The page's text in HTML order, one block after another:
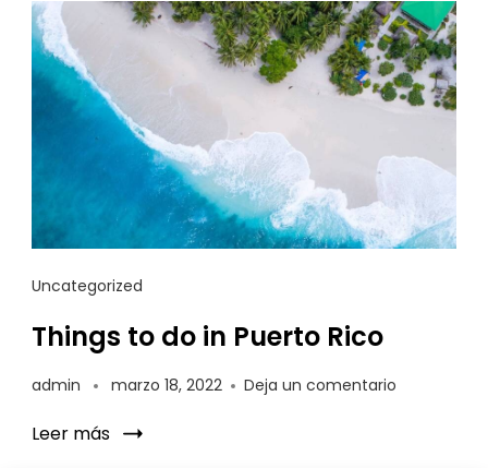
Uncategorized
Things to do in Puerto Rico
admin marzo 18, 2022 Deja un comentario
Leer más